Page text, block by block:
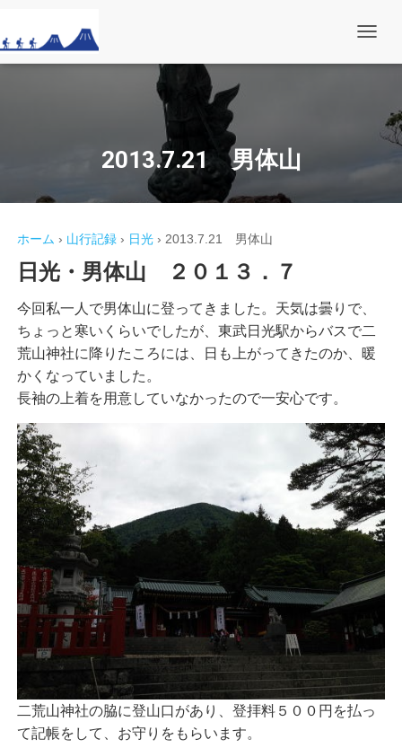
切
2013.7.21 男体山
ホーム › 山行記録 › 日光 › 2013.7.21 男体山
日光・男体山 ２０１３．７
今回私一人で男体山に登ってきました。天気は曇りで、
ちょっと寒いくらいでしたが、東武日光駅からバスで二
荒山神社に降りたころには、日も上がってきたのか、暖
かくなっていました。
長袖の上着を用意していなかったので一安心です。
二荒山神社の脇に登山口があり、登拝料５００円を払っ
て記帳をして、お守りをもらいます。